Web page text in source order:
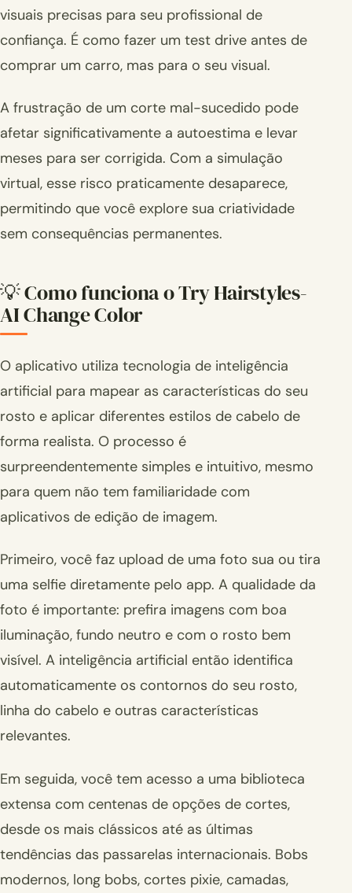
visuais precisas para seu profissional de
confiança. É como fazer um test drive antes de
comprar um carro, mas para o seu visual.
A frustração de um corte mal-sucedido pode
afetar significativamente a autoestima e levar
meses para ser corrigida. Com a simulação
virtual, esse risco praticamente desaparece,
permitindo que você explore sua criatividade
sem consequências permanentes.
💡 Como funciona o Try Hairstyles-
AI Change Color
O aplicativo utiliza tecnologia de inteligência
artificial para mapear as características do seu
rosto e aplicar diferentes estilos de cabelo de
forma realista. O processo é
surpreendentemente simples e intuitivo, mesmo
para quem não tem familiaridade com
aplicativos de edição de imagem.
Primeiro, você faz upload de uma foto sua ou tira
uma selfie diretamente pelo app. A qualidade da
foto é importante: prefira imagens com boa
iluminação, fundo neutro e com o rosto bem
visível. A inteligência artificial então identifica
automaticamente os contornos do seu rosto,
linha do cabelo e outras características
relevantes.
Em seguida, você tem acesso a uma biblioteca
extensa com centenas de opções de cortes,
desde os mais clássicos até as últimas
tendências das passarelas internacionais. Bobs
modernos, long bobs, cortes pixie, camadas,